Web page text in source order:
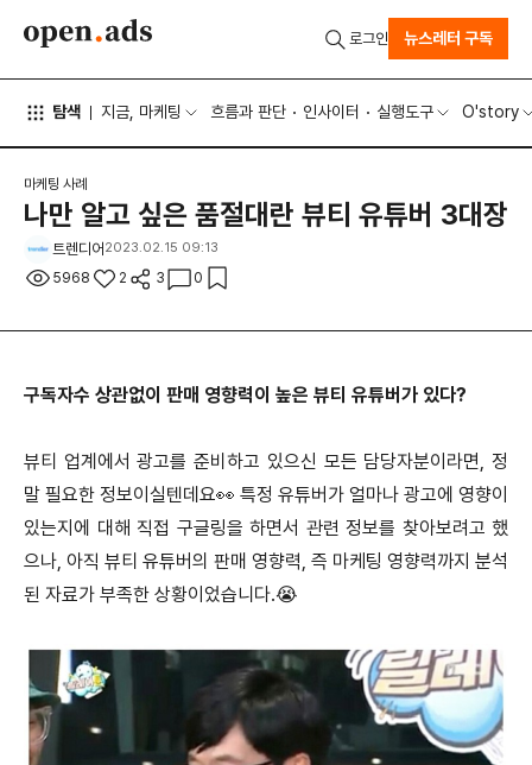
탐색 지금, 마케팅 흐름과 판단 인사이터 실행도구 O'story
로그인 뉴스레터 구독
마케팅 사례
나만 알고 싶은 품절대란 뷰티 유튜버 3대장
트렌디어 2023.02.15 09:13
5968 2 3 0
구독자수 상관없이 판매 영향력이 높은 뷰티 유튜버가 있다?
뷰티 업계에서 광고를 준비하고 있으신 모든 담당자분이라면, 정
말 필요한 정보이실텐데요👀 특정 유튜버가 얼마나 광고에 영향이
있는지에 대해 직접 구글링을 하면서 관련 정보를 찾아보려고 했
으나, 아직 뷰티 유튜버의 판매 영향력, 즉 마케팅 영향력까지 분석
된 자료가 부족한 상황이었습니다.😭